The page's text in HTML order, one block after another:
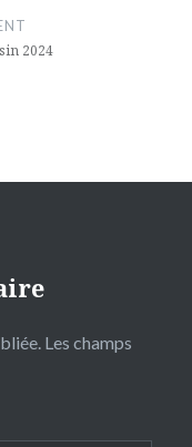
2024
Les champs